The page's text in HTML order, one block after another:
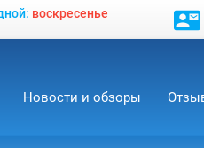
воскресенье contact_mail
Новости и обзоры